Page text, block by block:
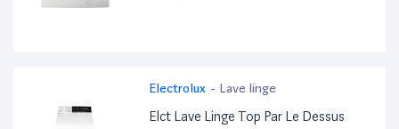
Electrolux - Lave linge
Elct Lave Linge Top Par Le Dessus